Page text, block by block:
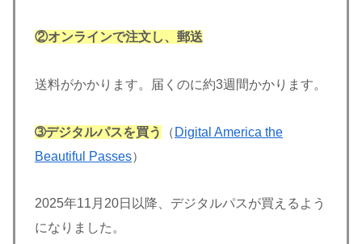
②オンラインで注文し、郵送
送料がかかります。届くのに約3週間かかります。
➂デジタルパスを買う （ Digital America the
Beautiful Passes）
2025年11月20日以降、デジタルパスが買えるよう
になりました。